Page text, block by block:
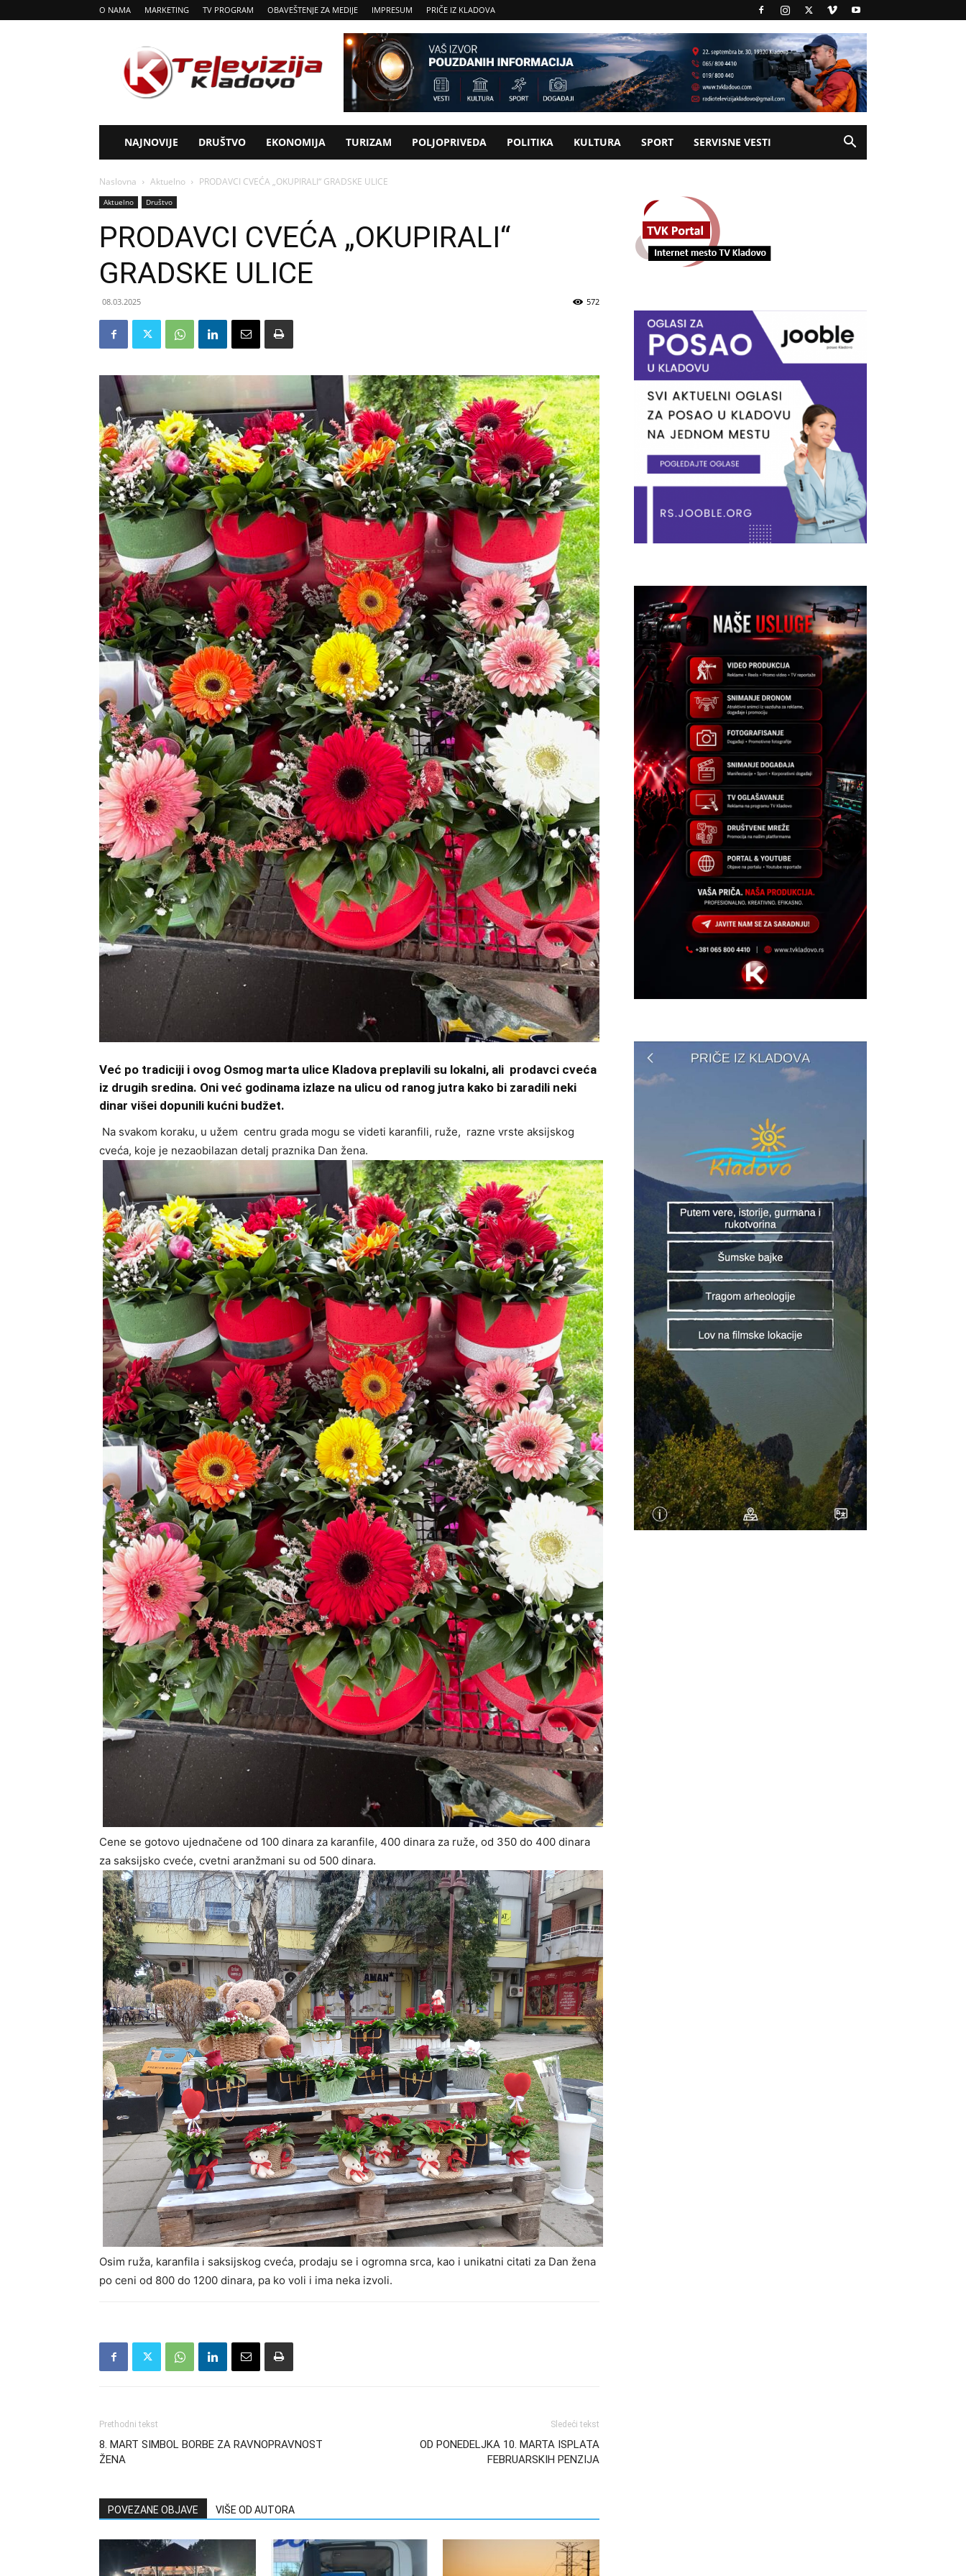
O NAMA MARKETING TV PROGRAM OBAVEŠTENJE ZA MEDIJE IMPRESUM PRIČE IZ KLADOVA
Tv
Kladovo
NAJNOVIJE DRUŠTVO EKONOMIJA TURIZAM POLJOPRIVEDA POLITIKA KULTURA SPORT SERVISNE VESTI
Naslovna Aktuelno PRODAVCI CVEĆA „OKUPIRALI“ GRADSKE ULICE
Aktuelno Društvo
PRODAVCI CVEĆA „OKUPIRALI“
GRADSKE ULICE
08.03.2025 572
Već po tradiciji i ovog Osmog marta ulice Kladova preplavili su lokalni, ali prodavci cveća
iz drugih sredina. Oni već godinama izlaze na ulicu od ranog jutra kako bi zaradili neki
dinar višei dopunili kućni budžet.
Na svakom koraku, u užem centru grada mogu se videti karanfili, ruže, razne vrste aksijskog
cveća, koje je nezaobilazan detalj praznika Dan žena.
Cene se gotovo ujednačene od 100 dinara za karanfile, 400 dinara za ruže, od 350 do 400 dinara
za saksijsko cveće, cvetni aranžmani su od 500 dinara.
Osim ruža, karanfila i saksijskog cveća, prodaju se i ogromna srca, kao i unikatni citati za Dan žena
po ceni od 800 do 1200 dinara, pa ko voli i ima neka izvoli.
Prethodni tekst
8. MART SIMBOL BORBE ZA RAVNOPRAVNOST
ŽENA
Sledeći tekst
OD PONEDELJKA 10. MARTA ISPLATA
FEBRUARSKIH PENZIJA
POVEZANE OBJAVE VIŠE OD AUTORA